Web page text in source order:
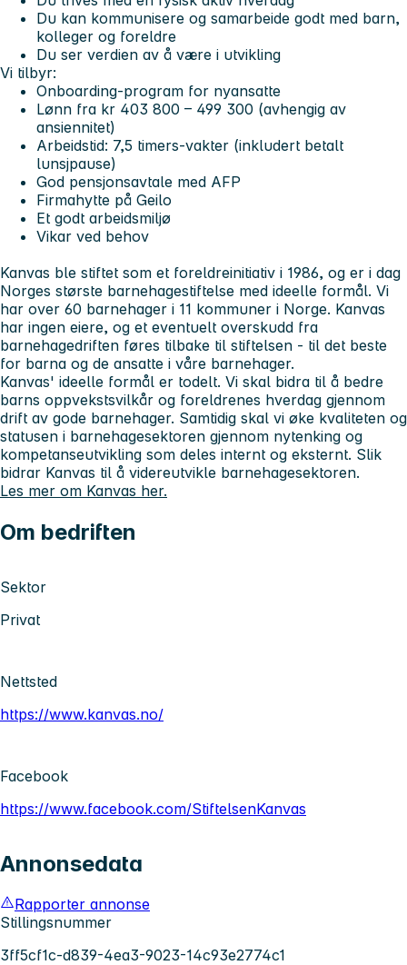
Du kan kommunisere og samarbeide godt med barn,
kolleger og foreldre
Du ser verdien av å være i utvikling
Vi tilbyr:
Onboarding-program for nyansatte
Lønn fra kr 403 800 – 499 300 (avhengig av
ansiennitet)
Arbeidstid: 7,5 timers-vakter (inkludert betalt
lunsjpause)
God pensjonsavtale med AFP
Firmahytte på Geilo
Et godt arbeidsmiljø
Vikar ved behov
Kanvas ble stiftet som et foreldreinitiativ i 1986, og er i dag
Norges største barnehagestiftelse med ideelle formål. Vi
har over 60 barnehager i 11 kommuner i Norge. Kanvas
har ingen eiere, og et eventuelt overskudd fra
barnehagedriften føres tilbake til stiftelsen - til det beste
for barna og de ansatte i våre barnehager.
Kanvas' ideelle formål er todelt. Vi skal bidra til å bedre
barns oppvekstsvilkår og foreldrenes hverdag gjennom
drift av gode barnehager. Samtidig skal vi øke kvaliteten og
statusen i barnehagesektoren gjennom nytenking og
kompetanseutvikling som deles internt og eksternt. Slik
bidrar Kanvas til å videreutvikle barnehagesektoren.
Les mer om Kanvas her.
Om bedriften
Sektor
Privat
Nettsted
https://www.kanvas.no/
Facebook
https://www.facebook.com/StiftelsenKanvas
Annonsedata
Rapporter annonse
Stillingsnummer
3ff5cf1c-d839-4ea3-9023-14c93e2774c1